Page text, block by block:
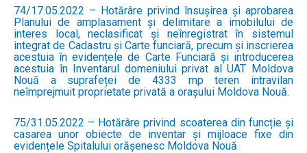
74/17.05.2022 – Hotărâre privind însușirea și aprobarea
Planului de amplasament și delimitare a imobilului de
interes local, neclasificat și neînregistrat în sistemul
integrat de Cadastru și Carte funciară, precum și inscrierea
acestuia în evidențele de Carte Funciară și introducerea
acestuia în Inventarul domeniului privat al UAT Moldova
Nouă a suprafeței de 4333 mp teren intravilan
neîmprejmuit proprietate privată a orașului Moldova Nouă.
75/31.05.2022 – Hotărâre privind scoaterea din funcție și
casarea unor obiecte de inventar și mijloace fixe din
evidențele Spitalului orășenesc Moldova Nouă